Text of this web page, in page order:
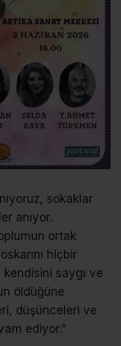
sokaklar
anıyor.
ortak
hiçbir
saygı ve
öldüğüne
düşünceleri ve
ediyor.”